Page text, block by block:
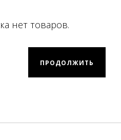
нет товаров.
ПРОДОЛЖИТЬ